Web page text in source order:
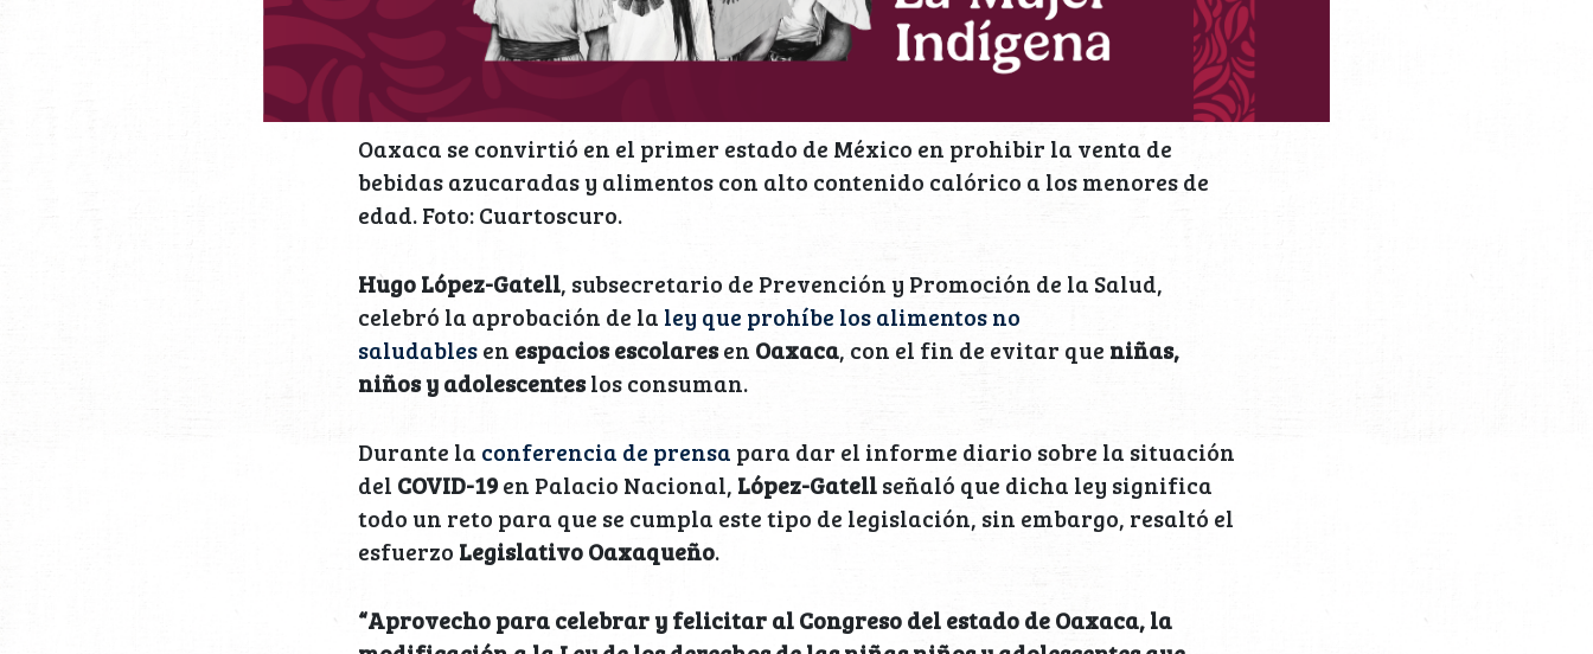
Oaxaca se convirtió en el primer estado de México en prohibir la venta de
bebidas azucaradas y alimentos con alto contenido calórico a los menores de
edad. Foto: Cuartoscuro.
Hugo López-Gatell, subsecretario de Prevención y Promoción de la Salud,
celebró la aprobación de la ley que prohíbe los alimentos no
saludablesen espacios escolaresen Oaxaca, con el fin de evitar que niñas,
niños y adolescenteslos consuman.
Durante la conferencia de prensa para dar el informe diario sobre la situación
del COVID-19en Palacio Nacional, López-Gatellseñaló que dicha ley significa
todo un reto para que se cumpla este tipo de legislación, sin embargo, resaltó el
esfuerzo Legislativo Oaxaqueño.
“Aprovecho para celebrar y felicitar al Congreso del estado de Oaxaca, la